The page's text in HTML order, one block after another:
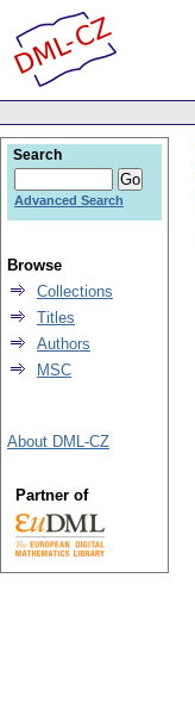
Search
Advanced Search
Browse
Collections
Titles
Authors
MSC
About DML-CZ
Partner of